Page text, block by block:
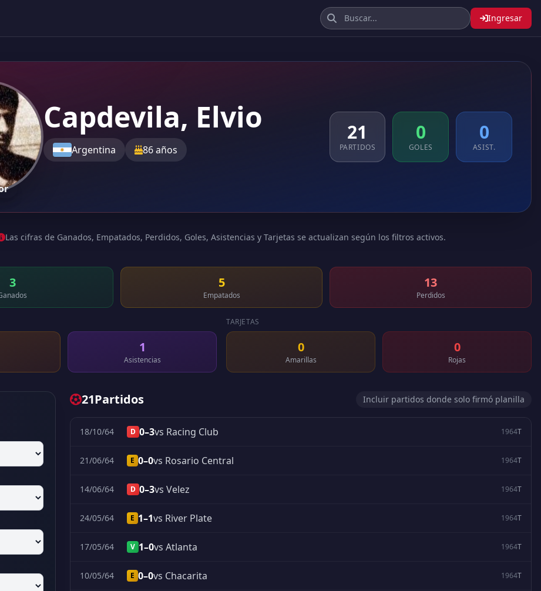
Ingresar
Capdevila, Elvio
Argentina 86 años
21
PARTIDOS
0
GOLES
0
ASIST.
Las cifras de Ganados, Empatados, Perdidos, Goles, Asistencias y Tarjetas se actualizan según los filtros activos.
3 5
Empatados
13
Perdidos
1
Asistencias
TARJETAS
0
Amarillas
0
Rojas
21Partidos Incluir partidos donde solo firmó planilla
18/10/64 D 0–3vs Racing Club 1964T
21/06/64 E 0–0vs Rosario Central 1964T
14/06/64 D 0–3vs Velez 1964T
24/05/64 E 1–1vs River Plate 1964T
17/05/64 V 1–0vs Atlanta 1964T
10/05/64 E 0–0vs Chacarita 1964T